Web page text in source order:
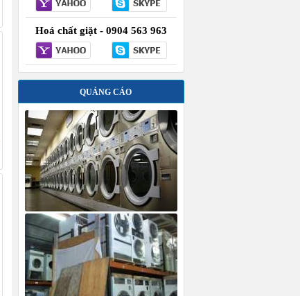
Hoá chất giặt - 0904 563 963
QUẢNG CÁO